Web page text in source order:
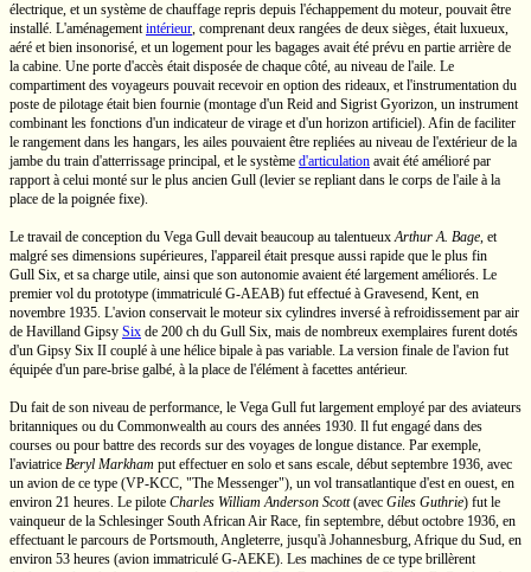
électrique, et un système de chauffage repris depuis l'échappement du moteur, pouvait être
installé. L'aménagementintérieur, comprenant deux rangées de deux sièges, était luxueux,
aéré et bien insonorisé, et un logement pour les bagages avait été prévu en partie arrière de
la cabine. Une porte d'accès était disposée de chaque côté, au niveau de l'aile. Le
compartiment des voyageurs pouvait recevoir en option des rideaux, et l'instrumentation du
poste de pilotage était bien fournie (montage d'un Reid and SigristGyorizon, un instrument
combinant les fonctions d'un indicateur de virage et d'un horizon artificiel). Afin de faciliter
le rangement dans les hangars, les ailes pouvaient être repliées au niveau de l'extérieur de la
jambe du train d'atterrissage principal, et le système d'articulation avait été amélioré par
rapport à celui monté sur le plus ancien Gull (levier se repliant dans le corps de l'aile à la
place de la poignée fixe).
Le travail de conception du Vega Gull devait beaucoup au talentueuxArthur A. Bage, et
malgré ses dimensions supérieures, l'appareil était presque aussi rapide que le plus fin
Gull Six, et sa charge utile, ainsi que son autonomie avaient été largement améliorés. Le
premier vol du prototype (immatriculé G-AEAB) fut effectué à Gravesend, Kent, en
novembre 1935. L'avion conservait le moteur six cylindres inversé à refroidissement par air
de Havilland Gipsy Six de 200 ch du Gull Six, mais de nombreux exemplaires furent dotés
d'un Gipsy Six II couplé à une hélice bipale à pas variable. La version finale de l'avion fut
équipée d'un pare-brise galbé, à la place de l'élément à facettes antérieur.
Du fait de son niveau de performance, le Vega Gull fut largement employé par des aviateurs
britanniques ou du Commonwealth au cours des années 1930. Il fut engagé dans des
courses ou pour battre des records sur des voyages de longue distance. Par exemple,
l'aviatrice Beryl Markham put effectuer en solo et sans escale, début septembre 1936, avec
un avion de ce type (VP-KCC, "The Messenger"), un vol transatlantique d'est en ouest, en
environ 21 heures. Le pilote Charles William Anderson Scott(avec Giles Guthrie) fut le
vainqueur de la Schlesinger South African Air Race, fin septembre, début octobre 1936, en
effectuant le parcours de Portsmouth, Angleterre, jusqu'à Johannesburg, Afrique du Sud, en
environ 53 heures (avion immatriculé G-AEKE). Les machines de ce type brillèrent